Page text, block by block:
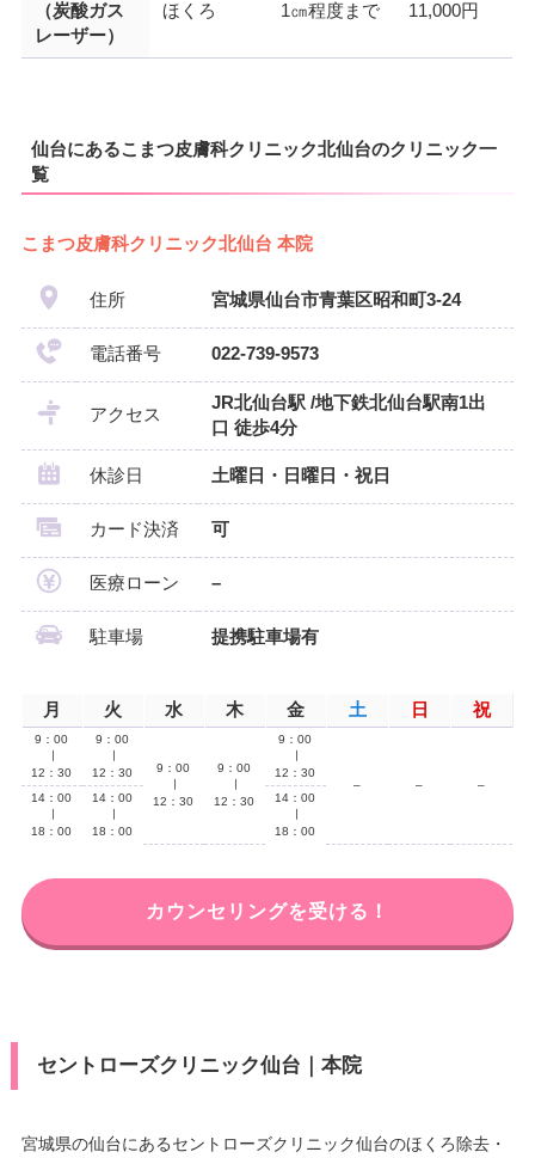
（炭酸ガス
レーザー）
ほくろ 1㎝程度まで 11,000円
仙台にあるこまつ皮膚科クリニック北仙台のクリニック一
覧
こまつ皮膚科クリニック北仙台 本院
住所 宮城県仙台市青葉区昭和町3-24
電話番号 022-739-9573
アクセス
JR北仙台駅 /地下鉄北仙台駅南1出
口 徒歩4分
休診日 土曜日・日曜日・祝日
カード決済 可
医療ローン –
駐車場 提携駐車場有
月 火 水 木 金 土 日 祝
9：00
12：30
9：00
12：30
9：00
12：30
9：00
12：30
9：00
12：30
–
–
–
14：00
18：00
14：00
18：00
14：00
18：00
カウンセリングを受ける！
セントローズクリニック仙台｜本院
宮城県の仙台にあるセントローズクリニック仙台のほくろ除去・